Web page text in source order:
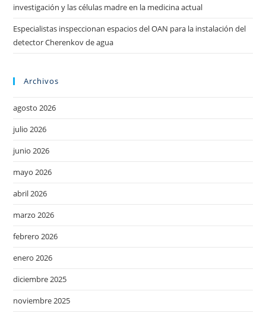
investigación y las células madre en la medicina actual
Especialistas inspeccionan espacios del OAN para la instalación del
detector Cherenkov de agua
Archivos
agosto 2026
julio 2026
junio 2026
mayo 2026
abril 2026
marzo 2026
febrero 2026
enero 2026
diciembre 2025
noviembre 2025